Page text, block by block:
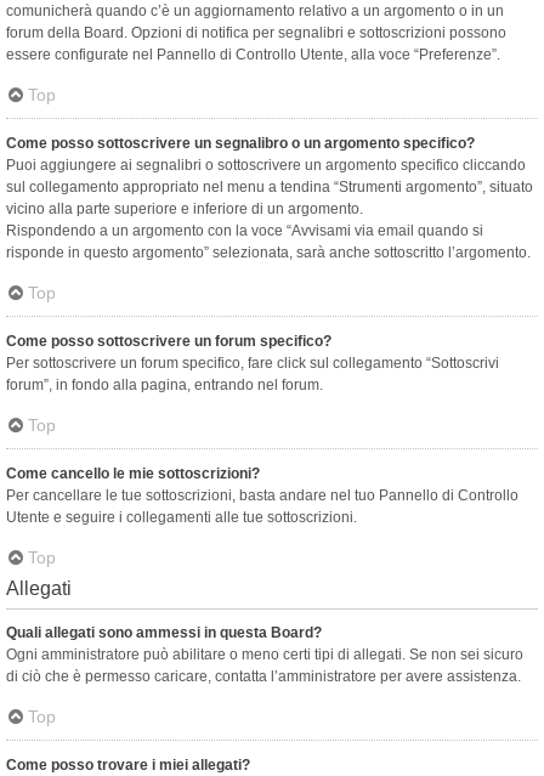
comunicherà quando c’è un aggiornamento relativo a un argomento o in un
forum della Board. Opzioni di notifica per segnalibri e sottoscrizioni possono
essere configurate nel Pannello di Controllo Utente, alla voce “Preferenze”.
Top
Come posso sottoscrivere un segnalibro o un argomento specifico?
Puoi aggiungere ai segnalibri o sottoscrivere un argomento specifico cliccando
sul collegamento appropriato nel menu a tendina “Strumenti argomento”, situato
vicino alla parte superiore e inferiore di un argomento.
Rispondendo a un argomento con la voce “Avvisami via email quando si
risponde in questo argomento” selezionata, sarà anche sottoscritto l’argomento.
Top
Come posso sottoscrivere un forum specifico?
Per sottoscrivere un forum specifico, fare click sul collegamento “Sottoscrivi
forum”, in fondo alla pagina, entrando nel forum.
Top
Come cancello le mie sottoscrizioni?
Per cancellare le tue sottoscrizioni, basta andare nel tuo Pannello di Controllo
Utente e seguire i collegamenti alle tue sottoscrizioni.
Top
Allegati
Quali allegati sono ammessi in questa Board?
Ogni amministratore può abilitare o meno certi tipi di allegati. Se non sei sicuro
di ciò che è permesso caricare, contatta l’amministratore per avere assistenza.
Top
Come posso trovare i miei allegati?